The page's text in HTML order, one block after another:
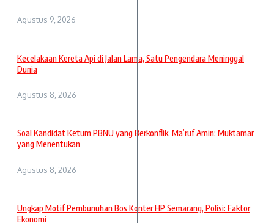
Agustus 9, 2026
Kecelakaan Kereta Api di Jalan Lama, Satu Pengendara Meninggal
Dunia
Agustus 8, 2026
Soal Kandidat Ketum PBNU yang Berkonflik, Ma’ruf Amin: Muktamar
yang Menentukan
Agustus 8, 2026
Ungkap Motif Pembunuhan Bos Konter HP Semarang, Polisi: Faktor
Ekonomi